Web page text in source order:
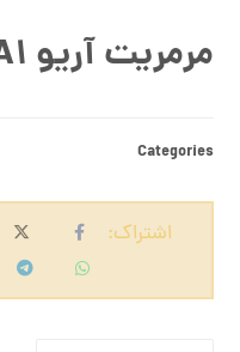
مرمریت آریو MA۱
Categories